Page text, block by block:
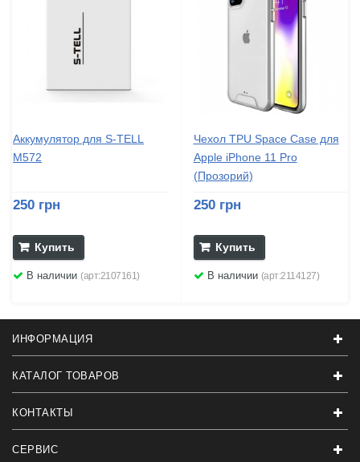
Аккумулятор для S-TELL
M572
250 грн
Купить
В наличии (арт:2107161)
Чехол TPU Space Case для
Apple iPhone 11 Pro
(Прозорий)
250 грн
Купить
В наличии (арт:2114127)
ИНФОРМАЦИЯ
КАТАЛОГ ТОВАРОВ
КОНТАКТЫ
СЕРВИС